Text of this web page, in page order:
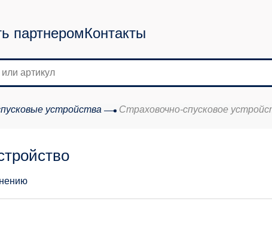
партнеромКонтакты
устройства Страховочно-спусковое